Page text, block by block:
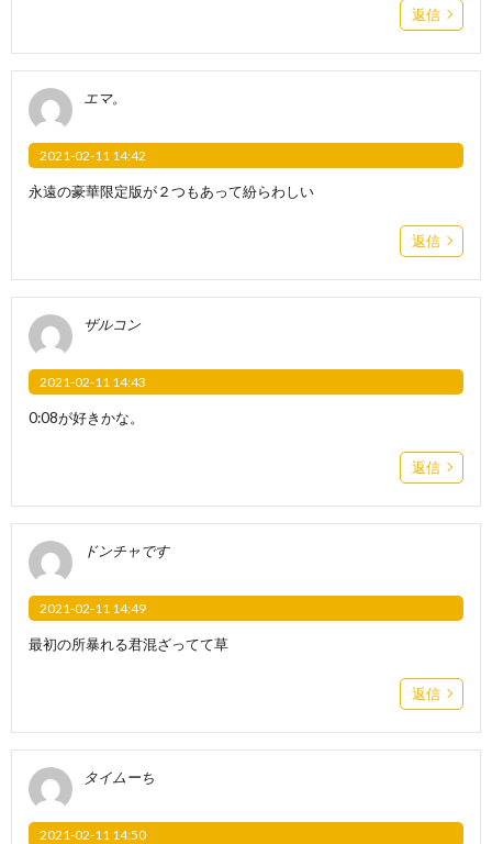
返信
エマ。
2021-02-11 14:42
永遠の豪華限定版が２つもあって紛らわしい
返信
ザルコン
2021-02-11 14:43
0:08が好きかな。
返信
ドンチャです
2021-02-11 14:49
最初の所暴れる君混ざってて草
返信
タイムーち
2021-02-11 14:50